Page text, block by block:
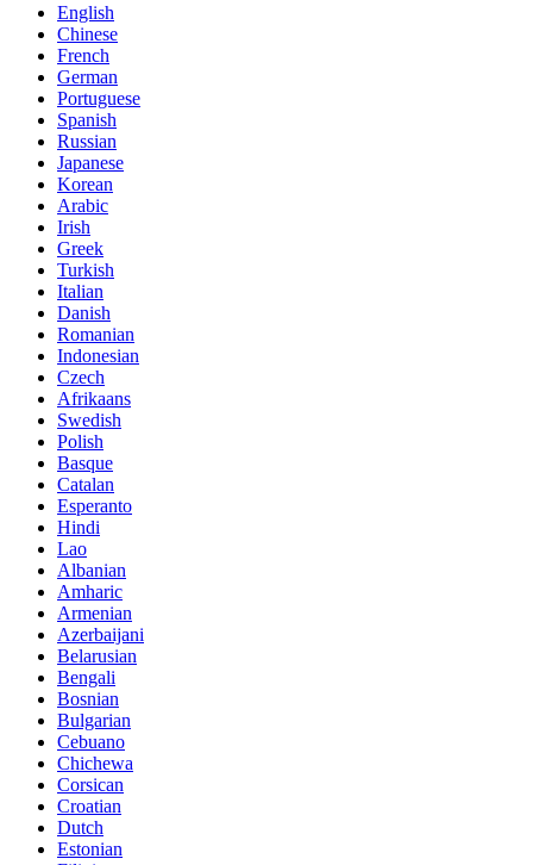
English
Chinese
French
German
Portuguese
Spanish
Russian
Japanese
Korean
Arabic
Irish
Greek
Turkish
Italian
Danish
Romanian
Indonesian
Czech
Afrikaans
Swedish
Polish
Basque
Catalan
Esperanto
Hindi
Lao
Albanian
Amharic
Armenian
Azerbaijani
Belarusian
Bengali
Bosnian
Bulgarian
Cebuano
Chichewa
Corsican
Croatian
Dutch
Estonian